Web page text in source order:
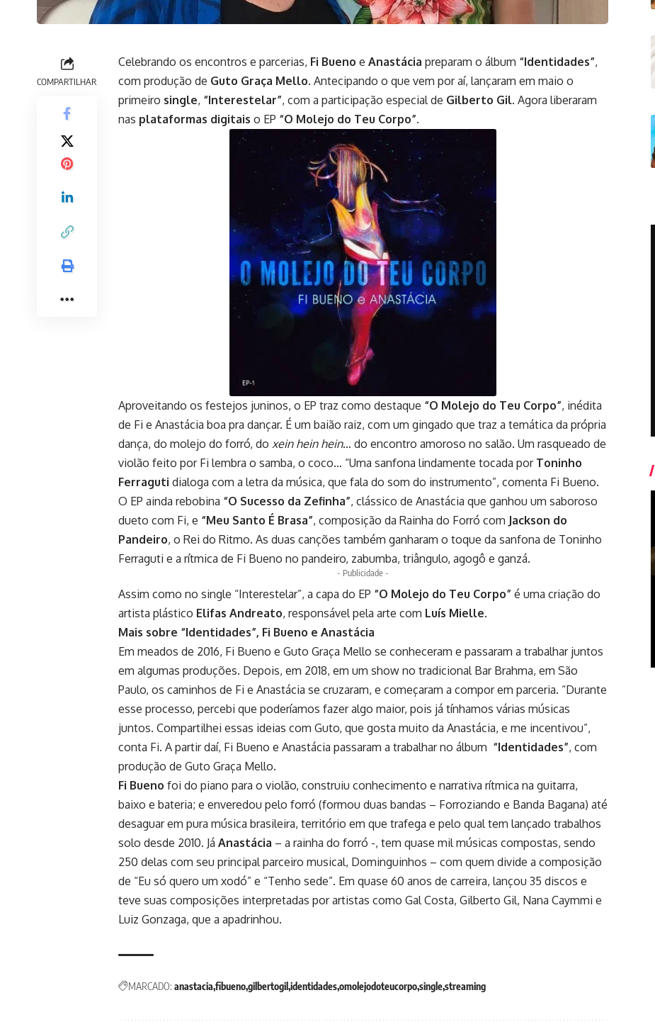
COMPARTILHAR
Celebrando os encontros e parcerias, Fi Bueno e Anastácia preparam o álbum “Identidades”,
com produção de Guto Graça Mello. Antecipando o que vem por aí, lançaram em maio o
primeiro single, “Interestelar”, com a participação especial de Gilberto Gil. Agora liberaram
nas plataformas digitais o EP “O Molejo do Teu Corpo”.
Aproveitando os festejos juninos, o EP traz como destaque “O Molejo do Teu Corpo”, inédita
de Fi e Anastácia boa pra dançar. É um baião raiz, com um gingado que traz a temática da própria
dança, do molejo do forró, do xein hein hein… do encontro amoroso no salão. Um rasqueado de
violão feito por Fi lembra o samba, o coco… “Uma sanfona lindamente tocada por Toninho
Ferraguti dialoga com a letra da música, que fala do som do instrumento”, comenta Fi Bueno.
O EP ainda rebobina “O Sucesso da Zefinha”, clássico de Anastácia que ganhou um saboroso
dueto com Fi, e “Meu Santo É Brasa”, composição da Rainha do Forró com Jackson do
Pandeiro, o Rei do Ritmo. As duas canções também ganharam o toque da sanfona de Toninho
Ferraguti e a rítmica de Fi Bueno no pandeiro, zabumba, triângulo, agogô e ganzá.
- Publicidade -
Assim como no single “Interestelar”, a capa do EP “O Molejo do Teu Corpo” é uma criação do
artista plástico Elifas Andreato, responsável pela arte com Luís Mielle.
Mais sobre “Identidades”, Fi Bueno e Anastácia
Em meados de 2016, Fi Bueno e Guto Graça Mello se conheceram e passaram a trabalhar juntos
em algumas produções. Depois, em 2018, em um show no tradicional Bar Brahma, em São
Paulo, os caminhos de Fi e Anastácia se cruzaram, e começaram a compor em parceria. “Durante
esse processo, percebi que poderíamos fazer algo maior, pois já tínhamos várias músicas
juntos. Compartilhei essas ideias com Guto, que gosta muito da Anastácia, e me incentivou”,
conta Fi. A partir daí, Fi Bueno e Anastácia passaram a trabalhar no álbum “Identidades”, com
produção de Guto Graça Mello.
Fi Bueno foi do piano para o violão, construiu conhecimento e narrativa rítmica na guitarra,
baixo e bateria; e enveredou pelo forró (formou duas bandas – Forroziando e Banda Bagana) até
desaguar em pura música brasileira, território em que trafega e pelo qual tem lançado trabalhos
solo desde 2010. Já Anastácia – a rainha do forró -, tem quase mil músicas compostas, sendo
250 delas com seu principal parceiro musical, Dominguinhos – com quem divide a composição
de “Eu só quero um xodó” e “Tenho sede”. Em quase 60 anos de carreira, lançou 35 discos e
teve suas composições interpretadas por artistas como Gal Costa, Gilberto Gil, Nana Caymmi e
Luiz Gonzaga, que a apadrinhou.
MARCADO: anastacia fibuenogilbertogil identidadesomolejodoteucorposinglestreaming